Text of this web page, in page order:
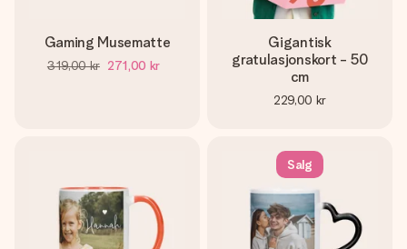
Gaming Musematte
319,00 kr 271,00 kr
Gigantisk
gratulasjonskort - 50
cm
229,00 kr
Salg